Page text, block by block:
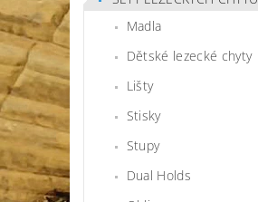
Madla
Dětské lezecké chyty
Lišty
Stisky
Stupy
Dual Holds